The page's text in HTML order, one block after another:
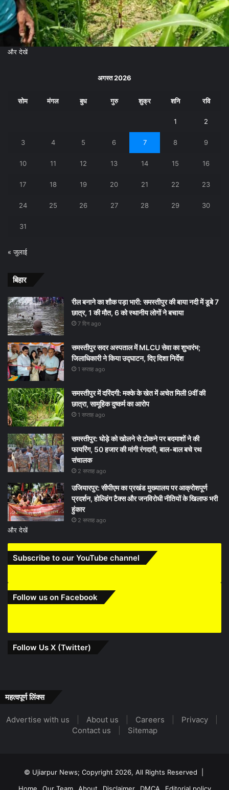
और देखें
अगस्त 2026
सोम मंगल बुध गुरु शुक्र शनि रवि
1 2
3 4 5 6 7 8 9
10 11 12 13 14 15 16
17 18 19 20 21 22 23
24 25 26 27 28 29 30
31
« जुलाई
बिहार
रील बनाने का शौक पड़ा भारी: समस्तीपुर की बाया नदी में डूबे 7
छात्र, 1 की मौत, 6 को स्थानीय लोगों ने बचाया
7 दिन ago
समस्तीपुर सदर अस्पताल में MLCU सेवा का शुभारंभ;
जिलाधिकारी ने किया उद्घाटन, दिए दिशा निर्देश
1 सप्ताह ago
समस्तीपुर में दरिंदगी: मक्के के खेत में अचेत मिली 9वीं की
छात्रा, सामूहिक दुष्कर्म का आरोप
1 सप्ताह ago
समस्तीपुर: घोड़े को खोलने से टोकने पर बदमाशों ने की
फायरिंग, 50 हजार की मांगी रंगदारी, बाल-बाल बचे रथ
संचालक
2 सप्ताह ago
उजियारपुर: सीपीएम का प्रखंड मुख्यालय पर आक्रोशपूर्ण
प्रदर्शन, होल्डिंग टैक्स और जनविरोधी नीतियों के खिलाफ भरी
हुंकार
2 सप्ताह ago
और देखें
Subscribe to our YouTube channel
Follow us on Facebook
Follow Us X (Twitter)
महत्वपूर्ण लिंक्स
Advertise with us About us Careers Privacy
Contact us
Sitemap
© Ujiarpur News; Copyright 2026, All Rights Reserved |